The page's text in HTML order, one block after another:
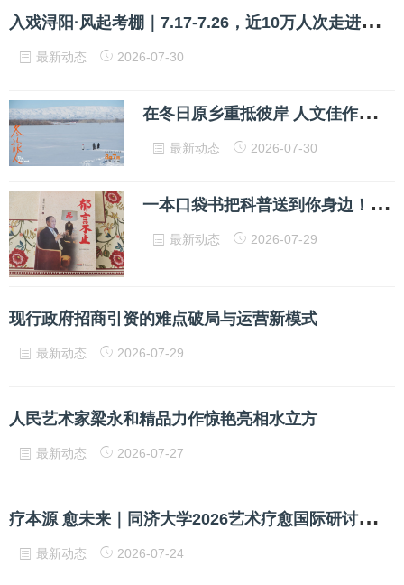
入
戏浔阳·风起考棚｜7.17-7.26，近10万人次走进浔阳里1723
最新动态 2026-07-30
在
冬日原乡重抵彼岸 人文佳作《冬旅人》即将全国上映
最新动态 2026-07-30
一
本口袋书把科普送到你身边！《这些抗癌误区不要踩》读者见面会在杭举行
最新动态 2026-07-29
现行政府招商引资的难点破局与运营新模式
最新动态 2026-07-29
人民艺术家梁永和精品力作惊艳亮相水立方
最新动态 2026-07-27
疗
本源 愈未来｜同济大学2026艺术疗愈国际研讨会在沪圆满举办
最新动态 2026-07-24